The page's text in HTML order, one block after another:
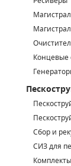
Концевые
Сбор и
СИЗ для
САДОВАЯ
КОНТЕЙНЕРЫ
ДИЗЕЛЬНЫЕ
ТАЛИ И
КОНТРОЛЛЕРЫ
ВПУСКНЫЕ
ОБРАТНЫЕ
КЛАПАНЫ
РЕЛЕ